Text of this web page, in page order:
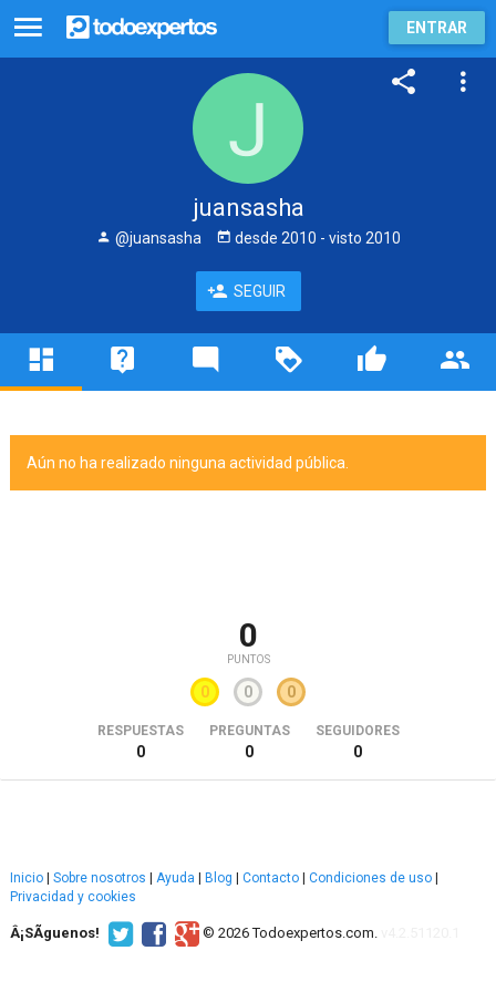
ENTRAR
juansasha
@juansasha desde 2010 - visto 2010
SEGUIR
Aún no ha realizado ninguna actividad pública.
0
PUNTOS
0 0 0
RESPUESTAS
0
PREGUNTAS
0
SEGUIDORES
0
Inicio Sobre nosotros Ayuda Blog Contacto Condiciones de uso
Privacidad y cookies
Â¡SÃ­guenos! © 2026 Todoexpertos.com.